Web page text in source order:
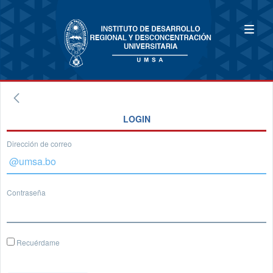
LOGIN
Dirección de correo
Contraseña
Recuérdame